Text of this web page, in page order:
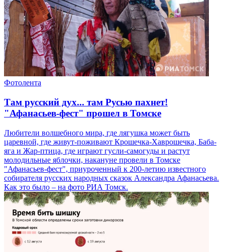
Фотолента
Там русский дух... там Русью пахнет!
"Афанасьев-фест" прошел в Томске
Любители волшебного мира, где лягушка может быть
царевной, где живут-поживают Крошечка-Хаврошечка, Баба-
яга и Жар-птица, где играют гусли-самогуды и растут
молодильные яблочки, накануне провели в Томске
"Афанасьев-фест", приуроченный к 200-летию известного
собирателя русских народных сказок Александра Афанасьева.
Как это было – на фото РИА Томск.